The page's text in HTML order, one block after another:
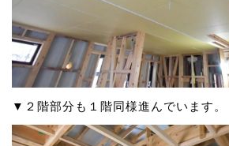
▼２階部分も１階同様進んでいます。